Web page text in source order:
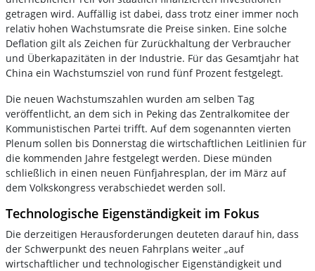
getragen wird. Auffällig ist dabei, dass trotz einer immer noch
relativ hohen Wachstumsrate die Preise sinken. Eine solche
Deflation gilt als Zeichen für Zurückhaltung der Verbraucher
und Überkapazitäten in der Industrie. Für das Gesamtjahr hat
China ein Wachstumsziel von rund fünf Prozent festgelegt.
Die neuen Wachstumszahlen wurden am selben Tag
veröffentlicht, an dem sich in Peking das Zentralkomitee der
Kommunistischen Partei trifft. Auf dem sogenannten vierten
Plenum sollen bis Donnerstag die wirtschaftlichen Leitlinien für
die kommenden Jahre festgelegt werden. Diese münden
schließlich in einen neuen Fünfjahresplan, der im März auf
dem Volkskongress verabschiedet werden soll.
Technologische Eigenständigkeit im Fokus
Die derzeitigen Herausforderungen deuteten darauf hin, dass
der Schwerpunkt des neuen Fahrplans weiter „auf
wirtschaftlicher und technologischer Eigenständigkeit und